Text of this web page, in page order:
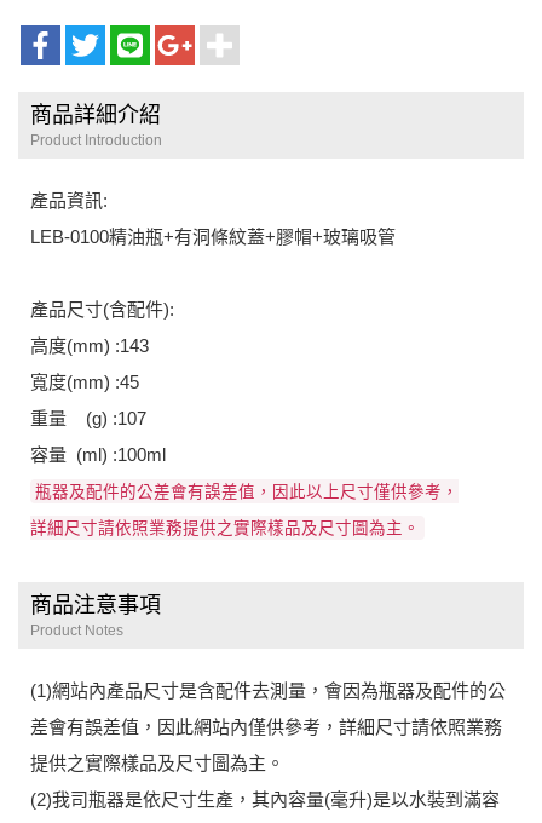
商品詳細介紹
Product Introduction
產品資訊:
LEB-0100精油瓶+有洞條紋蓋+膠帽+玻璃吸管
產品尺寸(含配件):
高度(mm) :143
寬度(mm) :45
重量 (g) :107
容量 (ml) :100ml
瓶器及配件的公差會有誤差值，因此以上尺寸僅供參考，
詳細尺寸請依照業務提供之實際樣品及尺寸圖為主。
商品注意事項
Product Notes
(1)網站內產品尺寸是含配件去測量，會因為瓶器及配件的公
差會有誤差值，因此網站內僅供參考，詳細尺寸請依照業務
提供之實際樣品及尺寸圖為主。
(2)我司瓶器是依尺寸生產，其內容量(毫升)是以水裝到滿容